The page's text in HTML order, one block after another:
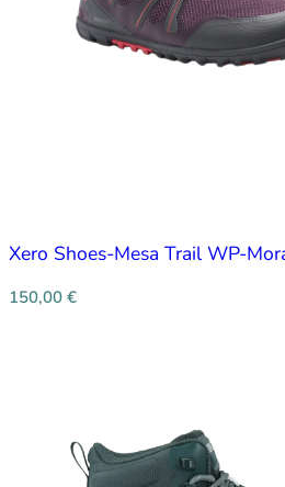
Xero Shoes-Mesa Trail WP-
150,00 €